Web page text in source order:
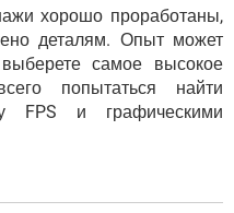
хорошо проработаны,
деталям. Опыт может
самое высокое
попытаться найти
FPS и графическими